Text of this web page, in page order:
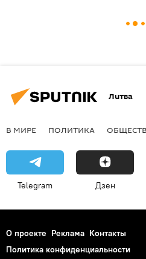
Литва
В МИРЕ ПОЛИТИКА
Telegram Дзен
О проекте Реклама Контакты
Политика конфиденциальности